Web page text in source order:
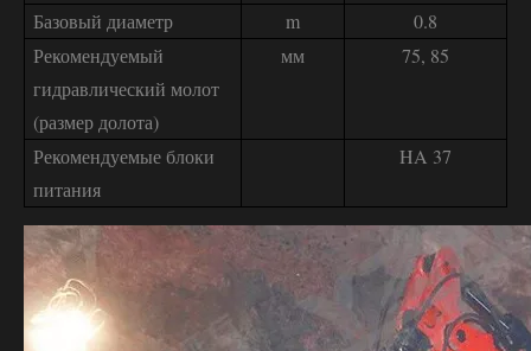
Базовый диаметр
m
0.8
Рекомендуемый
гидравлический молот
(размер долота)
мм 75, 85
Рекомендуемые блоки
питания
HA 37